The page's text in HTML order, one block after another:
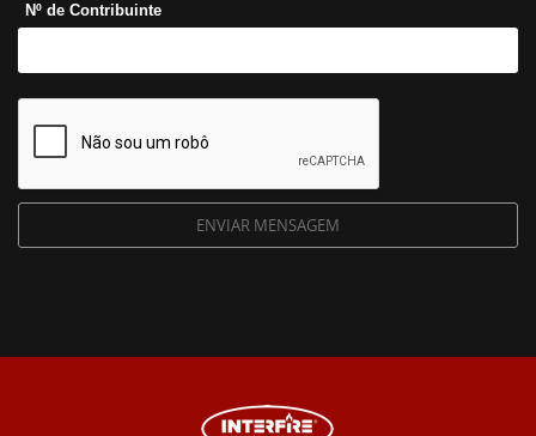
Nº de Contribuinte